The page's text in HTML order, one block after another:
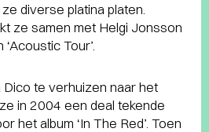
diverse platina platen.
ze samen met Helgi Jonsson
Tour’.
te verhuizen naar het
in 2004 een deal tekende
het album ‘In The Red’. Toen